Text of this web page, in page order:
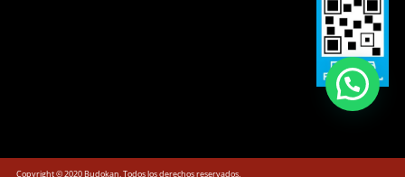
Copyright © 2020 Budokan. Todos los derechos reservados.